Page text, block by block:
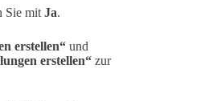
Sie mit Ja.
erstellen“ und
erstellen“ zur